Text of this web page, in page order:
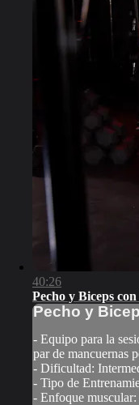
40:26
Pecho y Biceps
Pecho y
- Equipo para la
par de mancuernas
- Dificultad:
- Tipo de
- Enfoque